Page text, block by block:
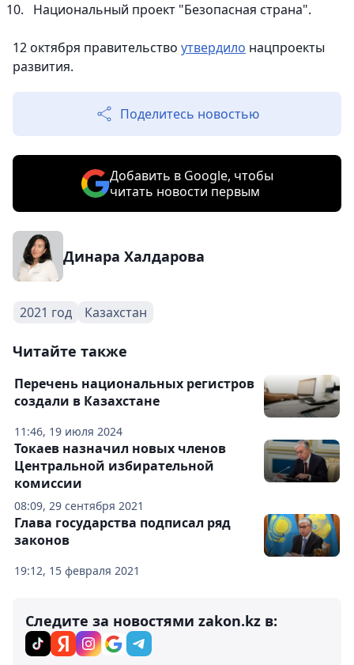
Национальный проект "Безопасная страна".
12 октября правительство утвердило нацпроекты
развития.
Поделитесь новостью
Добавить в Google, чтобы
читать новости первым
Динара Халдарова
2021 год Казахстан
Читайте также
11:46, 19 июля 2024
Перечень национальных регистров
создали в Казахстане
08:09, 29 сентября 2021
Токаев назначил новых членов
Центральной избирательной
комиссии
19:12, 15 февраля 2021
Глава государства подписал ряд
законов
Следите за новостями zakon.kz в: